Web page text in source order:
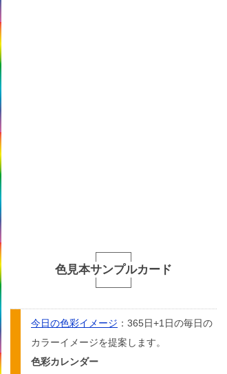
色見本サンプルカード
今日の色彩イメージ ：365日+1日の毎日の
カラーイメージを提案します。
色彩カレンダー